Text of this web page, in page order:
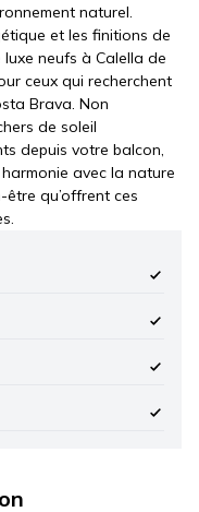
naturel.
et les finitions de
neufs à Calella de
ceux qui recherchent
Brava. Non
de soleil
depuis votre balcon,
avec la nature
qu’offrent ces